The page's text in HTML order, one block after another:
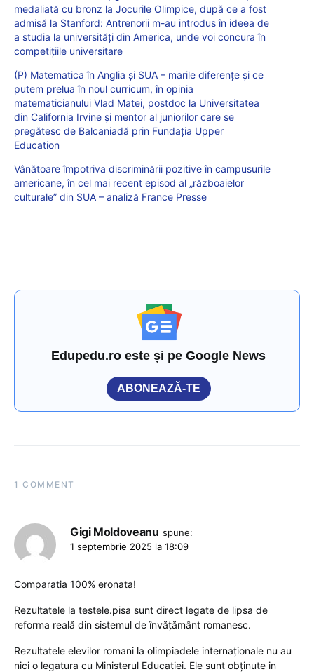
medaliată cu bronz la Jocurile Olimpice, după ce a fost
admisă la Stanford: Antrenorii m-au introdus în ideea de
a studia la universități din America, unde voi concura în
competițiile universitare
(P) Matematica în Anglia și SUA – marile diferențe și ce
putem prelua în noul curricum, în opinia
matematicianului Vlad Matei, postdoc la Universitatea
din California Irvine și mentor al juniorilor care se
pregătesc de Balcaniadă prin Fundația Upper
Education
Vânătoare împotriva discriminării pozitive în campusurile
americane, în cel mai recent episod al „războaielor
culturale” din SUA – analiză France Presse
Edupedu.ro este și pe Google News
ABONEAZĂ-TE
1 COMMENT
Gigi Moldoveanu spune:
1 septembrie 2025 la 18:09
Comparatia 100% eronata!
Rezultatele la testele.pisa sunt direct legate de lipsa de
reforma reală din sistemul de învățământ romanesc.
Rezultatele elevilor romani la olimpiadele internaționale nu au
nici o legatura cu Ministerul Educatiei. Ele sunt obținute in